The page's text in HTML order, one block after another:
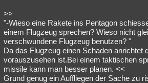
>>
"-Wieso eine Rakete ins Pentagon
einem Flugzeug sprechen? Wieso nicht
verschwundene Flugzeug benutzen? "
Da das Flugzeug einen Schaden anrichtet
vorauszusehen ist.Bei einem taktischen
missile kann man besser planen. <<
Grund genug ein Auffliegen der Sache zu